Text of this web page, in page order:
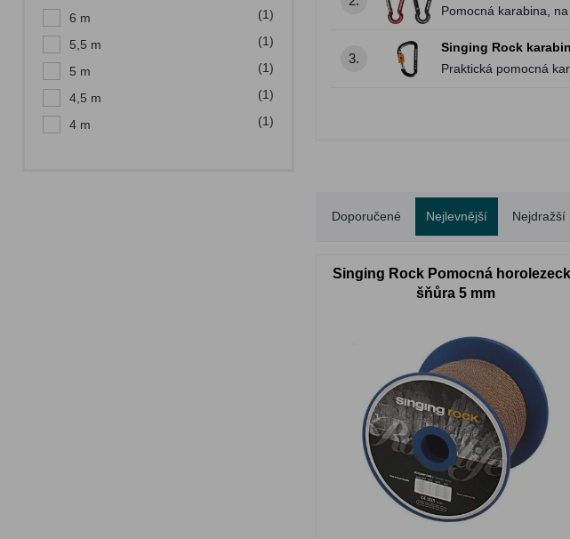
6 m (1)
5,5 m (1)
5 m (1)
4,5 m (1)
4 m (1)
Pomocná karabina,
3.
Singing Rock
Praktická pomocná
Doporučené Nejlevnější Nejdražší
Singing Rock Pomocná
šňůra 5 mm